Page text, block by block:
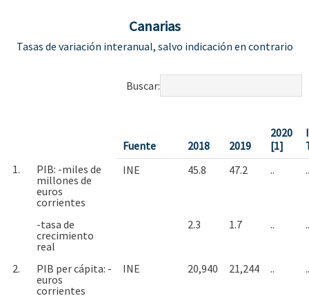
Canarias
Tasas de variación interanual, salvo indicación en contrario
Buscar:
Fuente 2018 2019
2020
[1]
1.
PIB: -miles de
millones de
euros
corrientes
INE 45.8 47.2 .. ..
-tasa de
crecimiento
real
2.3 1.7 .. ..
2.
PIB per cápita: -
euros
corrientes
INE 20,940 21,244 .. ..